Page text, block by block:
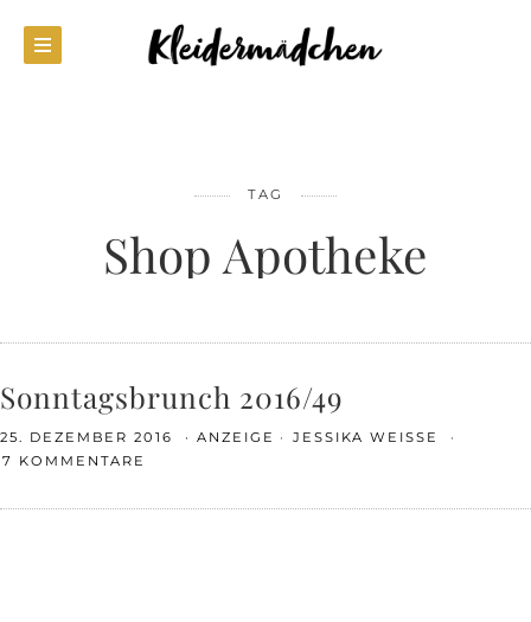
TAG
Shop Apotheke
Sonntagsbrunch 2016/49
25. DEZEMBER 2016 ANZEIGE
JESSIKA WEISSE
KOMMENTARE